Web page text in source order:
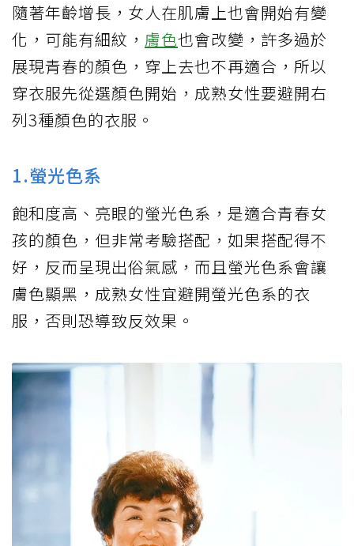
隨著年齡增長，女人在肌膚上也會開始有變
化，可能有細紋， 膚色也會改變，許多過於
展現青春的顏色，穿上去也不再適合，所以
穿衣服先從選顏色開始，成熟女性要避開右
列3種顏色的衣服。
1.螢光色系
飽和度高、亮眼的螢光色系，是適合青春女
孩的顏色，但非常考驗搭配，如果搭配得不
好，反而呈現出俗氣感，而且螢光色系會讓
膚色顯黑，成熟女性宜避開螢光色系的衣
服，否則恐導致反效果。